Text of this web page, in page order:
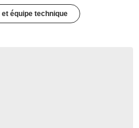
équipe technique